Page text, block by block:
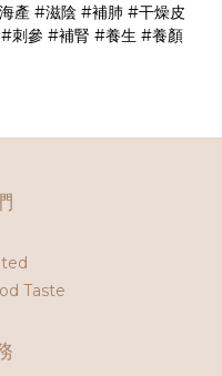
產 #滋陰 #補肺 #干燥皮
#刺參 #補腎 #養生 #養顏
Taste